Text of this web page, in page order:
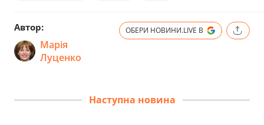
Автор:
Марія
Луценко
ОБЕРИ НОВИНИ.LIVE В
Наступна новина